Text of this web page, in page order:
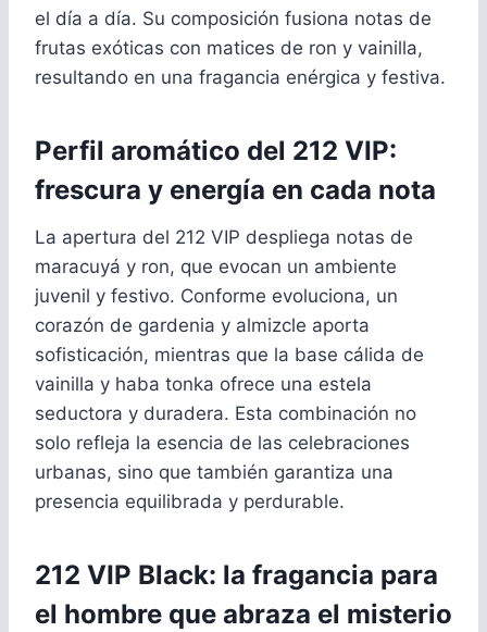
el día a día. Su composición fusiona notas de
frutas exóticas con matices de ron y vainilla,
resultando en una fragancia enérgica y festiva.
Perfil aromático del 212 VIP:
frescura y energía en cada nota
La apertura del 212 VIP despliega notas de
maracuyá y ron, que evocan un ambiente
juvenil y festivo. Conforme evoluciona, un
corazón de gardenia y almizcle aporta
sofisticación, mientras que la base cálida de
vainilla y haba tonka ofrece una estela
seductora y duradera. Esta combinación no
solo refleja la esencia de las celebraciones
urbanas, sino que también garantiza una
presencia equilibrada y perdurable.
212 VIP Black: la fragancia para
el hombre que abraza el misterio